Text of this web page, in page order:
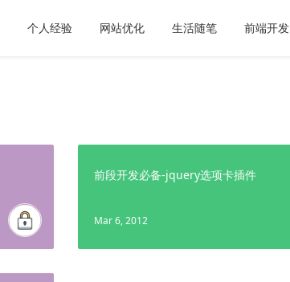
个人经验 网站优化 生活随笔 前端开发
前段开发必备-jquery选项卡插件
Mar 6, 2012